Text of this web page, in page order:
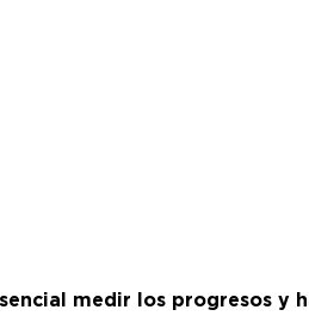
medir los progresos y